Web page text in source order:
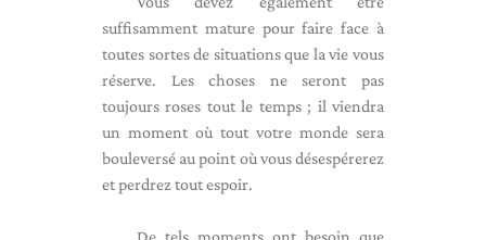
suffisamment mature pour faire face à
toutes sortes de situations que la vie vous
réserve. Les choses ne seront pas
toujours roses tout le temps ; il viendra
un moment où tout votre monde sera
bouleversé au point où vous désespérerez
et perdrez tout espoir.
De tels moments ont besoin que